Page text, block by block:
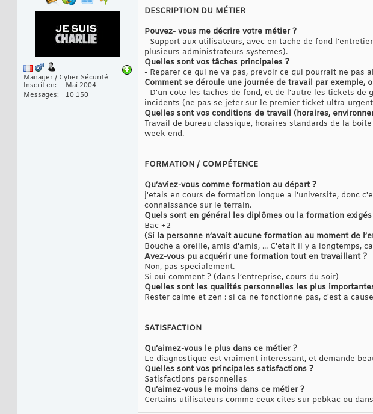
Manager / Cyber Sécurité
Inscrit en
Mai 2004
Messages
10 150
DESCRIPTION DU MÉTIER
Pouvez- vous me décrire votre métier ?
- Support aux utilisateurs, avec en tache de fond
plusieurs administrateurs systemes).
Quelles sont vos tâches principales ?
- Reparer ce qui ne va pas, prevoir ce qui pourrait ne pas
Comment se déroule une journée de travail par exemple,
- D'un cote les taches de fond, et de l'autre les tickets
incidents (ne pas se jeter sur le premier ticket ultra-
Quelles sont vos conditions de travail (horaires,
Travail de bureau classique, horaires standards de la
week-end.
FORMATION / COMPÉTENCE
Qu’aviez-vous comme formation au départ ?
j'etais en cours de formation longue a l'universite, donc
connaissance sur le terrain.
Quels sont en général les diplômes ou la formation
Bac +2
(Si la personne n’avait aucune formation au moment de
Bouche a oreille, amis d'amis, ... C'etait il y a longtemps,
Avez-vous pu acquérir une formation tout en travaillant ?
Non, pas specialement.
Si oui comment ? (dans l’entreprise, cours du soir)
Quelles sont les qualités personnelles les plus
Rester calme et zen : si ca ne fonctionne pas, c'est a
SATISFACTION
Qu’aimez-vous le plus dans ce métier ?
Le diagnostique est vraiment interessant, et demande
Quelles sont vos principales satisfactions ?
Satisfactions personnelles
Qu’aimez-vous le moins dans ce métier ?
Certains utilisateurs comme ceux cites sur pebkac ou